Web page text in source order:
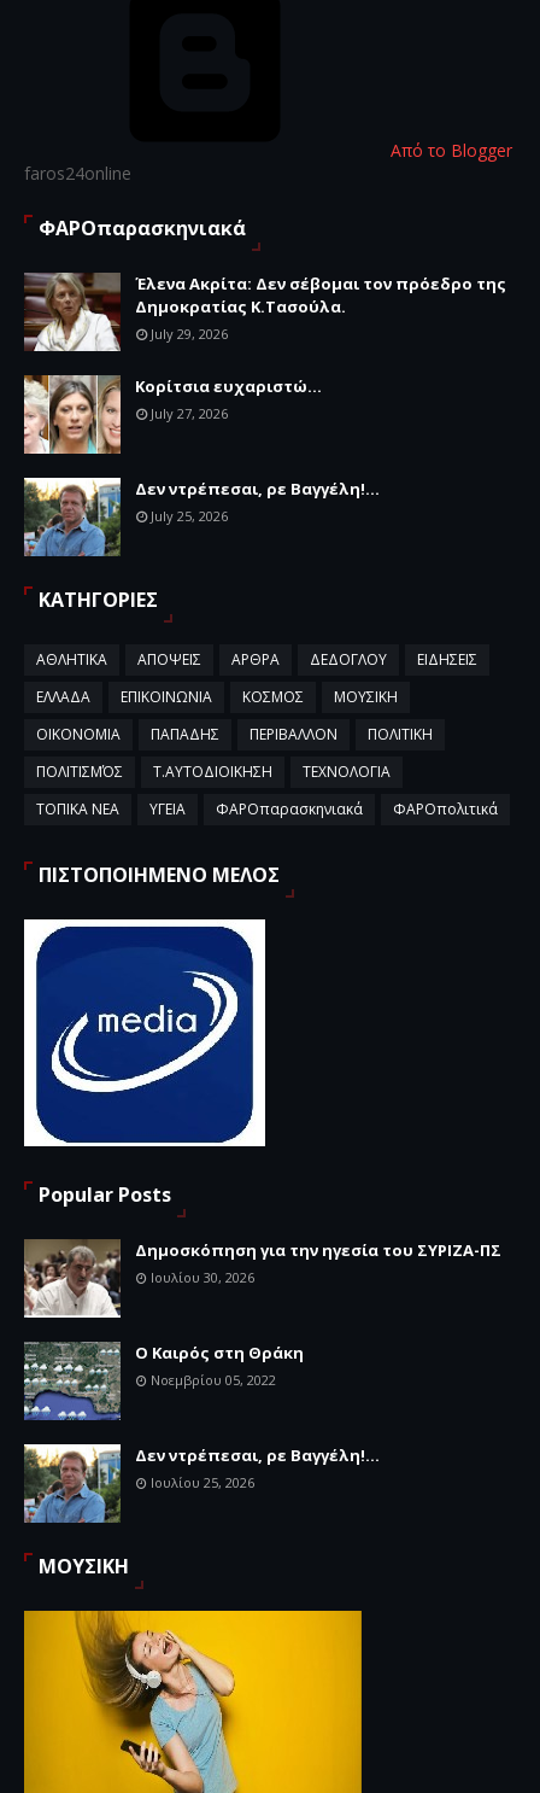
Από το Blogger
faros24online
ΦΑΡΟπαρασκηνιακά
Έλενα Ακρίτα: Δεν σέβομαι τον πρόεδρο της
Δημοκρατίας Κ.Τασούλα.
July 29, 2026
Κορίτσια ευχαριστώ...
July 27, 2026
Δεν ντρέπεσαι, ρε Βαγγέλη!...
July 25, 2026
ΚΑΤΗΓΟΡΙΕΣ
ΑΘΛΗΤΙΚΑ ΑΠΟΨΕΙΣ ΑΡΘΡΑ ΔΕΔΟΓΛΟΥ
ΕΙΔΗΣΕΙΣ
ΕΛΛΑΔΑ
ΕΠΙΚΟΙΝΩΝΙΑ ΚΟΣΜΟΣ
ΜΟΥΣΙΚΗ
ΟΙΚΟΝΟΜΙΑ
ΠΑΠΑΔΗΣ ΠΕΡΙΒΑΛΛΟΝ
ΠΟΛΙΤΙΚΗ
ΠΟΛΙΤΙΣΜΌΣ
Τ.ΑΥΤΟΔΙΟΙΚΗΣΗ
ΤΕΧΝΟΛΟΓΙΑ
ΤΟΠΙΚΑ ΝΕΑ
ΥΓΕΙΑ ΦΑΡΟπαρασκηνιακά ΦΑΡΟπολιτικά
ΠΙΣΤΟΠΟΙΗΜΕΝΟ ΜΕΛΟΣ
Popular Posts
Δημοσκόπηση για την ηγεσία του ΣΥΡΙΖΑ-ΠΣ
Ιουλίου 30, 2026
Ο Καιρός στη Θράκη
Νοεμβρίου 05, 2022
Δεν ντρέπεσαι, ρε Βαγγέλη!...
Ιουλίου 25, 2026
ΜΟΥΣΙΚΗ